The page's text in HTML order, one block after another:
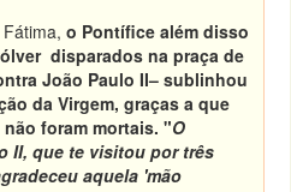
Fátima,o Pontífice além disso
disparados na praça de
João Paulo II– sublinhou
da Virgem, graças a que
foram mortais. "O
II, que te visitou por três
aquela 'mão